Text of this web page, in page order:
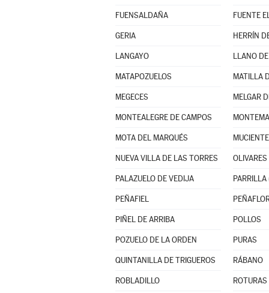
FUENSALDAÑA FUENTE
GERIA HERRÍN
LANGAYO LLANO
MATAPOZUELOS MATILLA
MEGECES MELGAR
MONTEALEGRE DE CAMPOS
MOTA DEL MARQUÉS
NUEVA VILLA DE LAS TORRES
PALAZUELO DE VEDIJA PARRILLA
PEÑAFIEL
PIÑEL DE ARRIBA POLLOS
POZUELO DE LA ORDEN PURAS
QUINTANILLA DE TRIGUEROS RÁBANO
ROBLADILLO ROTURAS